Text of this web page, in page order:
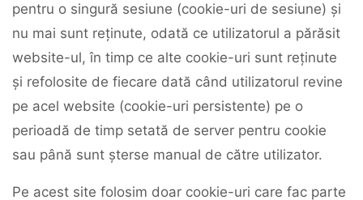
pentru o singură sesiune (cookie-uri de sesiune) și
nu mai sunt reținute, odată ce utilizatorul a părăsit
website-ul, în timp ce alte cookie-uri sunt reținute
și refolosite de fiecare dată când utilizatorul revine
pe acel website (cookie-uri persistente) pe o
perioadă de timp setată de server pentru cookie
sau până sunt șterse manual de către utilizator.
Pe acest site folosim doar cookie-uri care fac parte